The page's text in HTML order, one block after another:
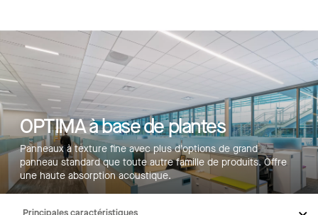
OPTIMA à base de plantes
Panneaux à texture fine avec plus d'options de grand
panneau standard que toute autre famille de produits. Offre
une haute absorption acoustique.
Principales caractéristiques